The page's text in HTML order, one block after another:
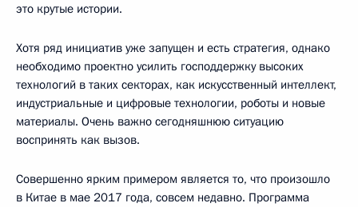
это крутые истории.
Хотя ряд инициатив уже запущен и есть стратегия, однако
необходимо проектно усилить господдержку высоких
технологий в таких секторах, как искусственный интеллект,
индустриальные и цифровые технологии, роботы и новые
материалы. Очень важно сегодняшнюю ситуацию
воспринять как вызов.
Совершенно ярким примером является то, что произошло
в Китае в мае 2017 года, совсем недавно. Программа